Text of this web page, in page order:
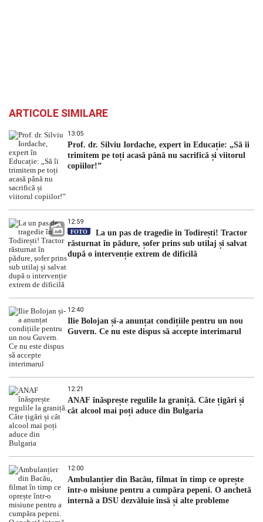
ARTICOLE SIMILARE
13:05
Prof. dr. Silviu Iordache, expert în Educație: „Să îi
trimitem pe toți acasă până nu sacrifică și viitorul
copiilor!”
12:59
FOTO
La un pas de tragedie în Todirești! Tractor
răsturnat în pădure, șofer prins sub utilaj și salvat
după o intervenție extrem de dificilă
12:40
Ilie Bolojan și-a anunțat condițiile pentru un nou
Guvern. Ce nu este dispus să accepte interimarul
12:21
ANAF înăsprește regulile la graniță. Câte țigări și
cât alcool mai poți aduce din Bulgaria
12:00
Ambulanțier din Bacău, filmat în timp ce oprește
într-o misiune pentru a cumpăra pepeni. O anchetă
internă a DSU dezvăluie însă și alte probleme